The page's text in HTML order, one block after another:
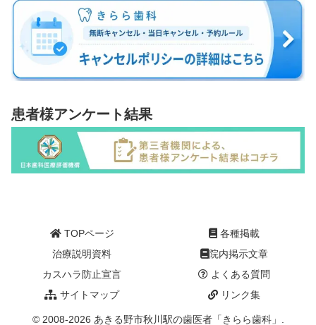
患者様アンケート結果
TOPページ
各種掲載
治療説明資料
院内掲示文章
カスハラ防止宣言
よくある質問
サイトマップ
リンク集
© 2008-2026 あきる野市秋川駅の歯医者「きらら歯科」.